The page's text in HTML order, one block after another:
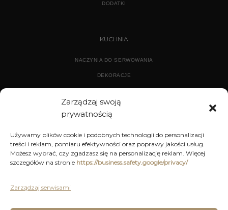
Zarządzaj swoją
prywatnością
Używamy plików cookie i podobnych technologii do personalizacji
treści i reklam, pomiaru efektywności oraz poprawy jakości usług.
Możesz wybrać, czy zgadzasz się na personalizację reklam. Więcej
szczegółów na stronie https://business.safety.google/privacy/
Zarządzaj serwisami
DODATKI
KUCHNIA
NACZYNIA DO SERWOWANIA
DEKORACJE
DEKORACJE
KUCHNIA